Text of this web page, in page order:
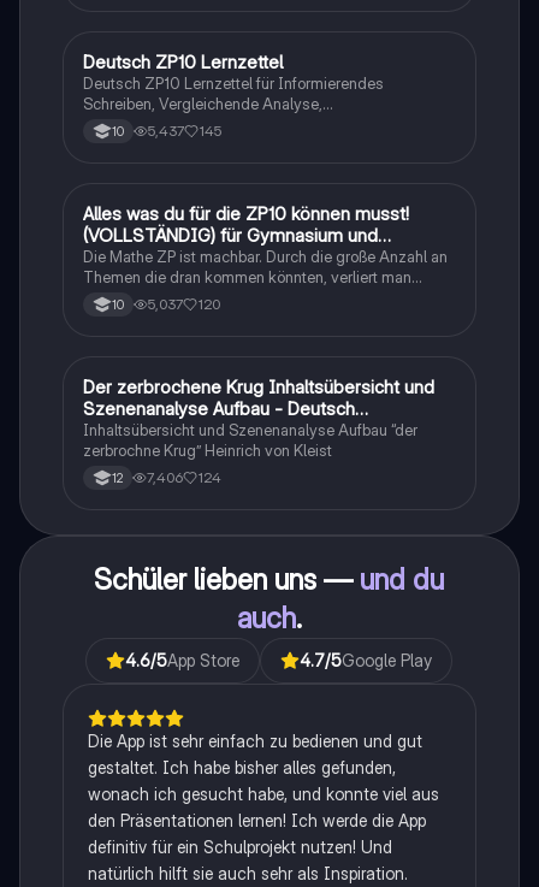
Deutsch
Deutsch ZP10 Lernzettel
Deutsch ZP10 Lernzettel für Informierendes
Schreiben, Vergleichende Analyse,
Sachtexte/Roman/Gedicht..
10 5,437 145
Mathe
Alles was du für die ZP10 können musst!
(VOLLSTÄNDIG) für Gymnasium und
Realschule
Die Mathe ZP ist machbar. Durch die große Anzahl an
Themen die dran kommen könnten, verliert man
schnell den Überblick. Also habe ich von den kleinsten
Themen bis hin zu den größten alles
10 5,037 120
Deutsch
Der zerbrochene Krug Inhaltsübersicht und
Szenenanalyse Aufbau - Deutsch
Q1/Q2/Abitur
Inhaltsübersicht und Szenenanalyse Aufbau “der
zerbrochne Krug” Heinrich von Kleist
12 7,406 124
Schüler lieben uns — und du
auch.
4.6/5App Store 4.7/5Google Play
Die App ist sehr einfach zu bedienen und gut
gestaltet. Ich habe bisher alles gefunden,
wonach ich gesucht habe, und konnte viel aus
den Präsentationen lernen! Ich werde die App
definitiv für ein Schulprojekt nutzen! Und
natürlich hilft sie auch sehr als Inspiration.